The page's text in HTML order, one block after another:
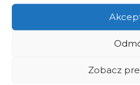
Zobacz
zbiorowych pracy
Sporządzanie i
współpracownikami